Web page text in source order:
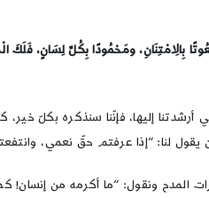
بِالِامْتِنَانِ، ومَحْمُودًا بِكُلِّ لِسَانٍ،
إليها، فإنّنا سنذكره بكلّ
لنا: “إذا عرفتم حقّ نعمي،
المدح ونقول: “ما أكرمه من إنسان!